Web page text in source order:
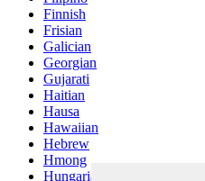
Finnish
Frisian
Galician
Georgian
Gujarati
Haitian
Hausa
Hawaiian
Hebrew
Hmong
Hungarian